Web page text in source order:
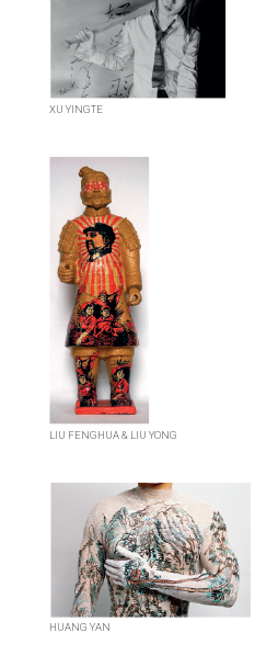
XU YINGTE
LIU FENGHUA & LIU YONG
HUANG YAN